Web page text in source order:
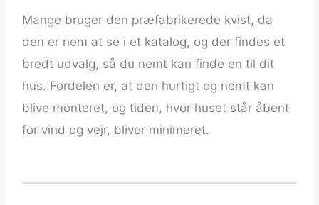
Mange bruger den præfabrikerede kvist, da
den er nem at se i et katalog, og der findes et
bredt udvalg, så du nemt kan finde en til dit
hus. Fordelen er, at den hurtigt og nemt kan
blive monteret, og tiden, hvor huset står åbent
for vind og vejr, bliver minimeret.